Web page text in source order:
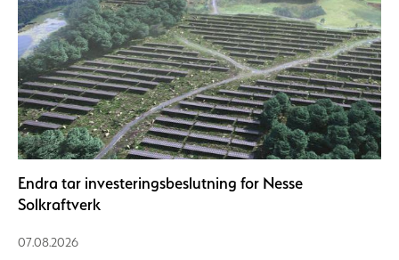
Endra tar investeringsbeslutning for Nesse
Solkraftverk
07.08.2026